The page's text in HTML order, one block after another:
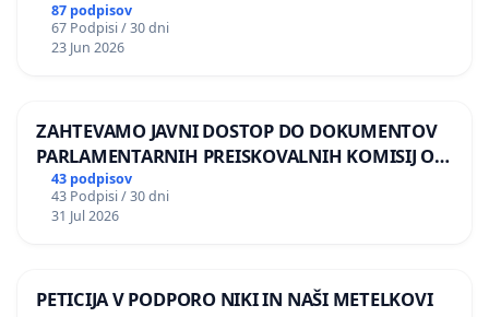
87 podpisov
67 Podpisi / 30 dni
23 Jun 2026
ZAHTEVAMO JAVNI DOSTOP DO DOKUMENTOV
PARLAMENTARNIH PREISKOVALNIH KOMISIJ O
ILEGALNI TRGOVINI Z OROŽJEM
43 podpisov
43 Podpisi / 30 dni
31 Jul 2026
PETICIJA V PODPORO NIKI IN NAŠI METELKOVI